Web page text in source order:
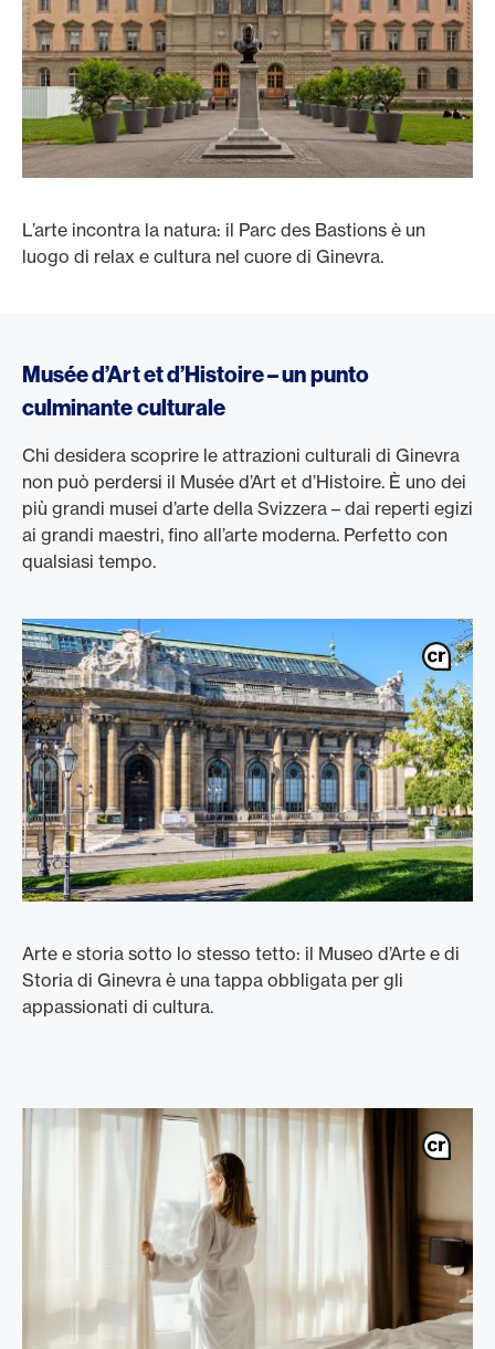
L’arte incontra la natura: il Parc des Bastions è un
luogo di relax e cultura nel cuore di Ginevra.
Musée d’Art et d’Histoire – un punto
culminante culturale
Chi desidera scoprire le attrazioni culturali di Ginevra
non può perdersi il Musée d’Art et d’Histoire. È uno dei
più grandi musei d’arte della Svizzera – dai reperti egizi
ai grandi maestri, fino all’arte moderna. Perfetto con
qualsiasi tempo.
Arte e storia sotto lo stesso tetto: il Museo d’Arte e di
Storia di Ginevra è una tappa obbligata per gli
appassionati di cultura.